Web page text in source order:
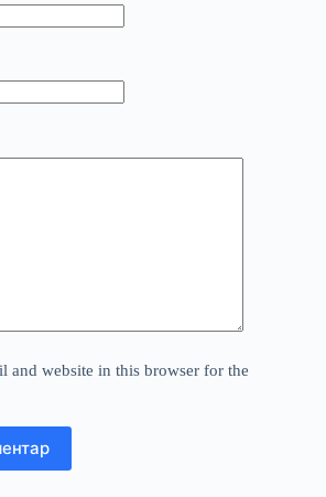
and website in this browser for the